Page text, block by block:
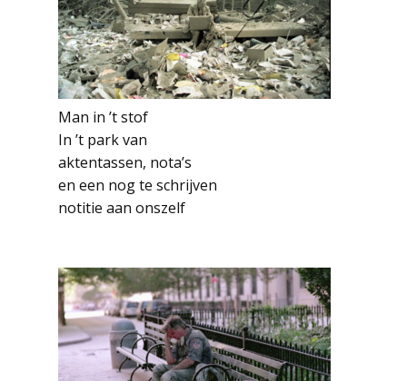
Man in ’t stof
In ’t park van
aktentassen, nota’s
en een nog te schrijven
notitie aan onszelf